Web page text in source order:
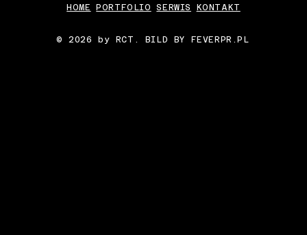
HOME PORTFOLIO SERWIS KONTAKT
© 2026 by RCT. BILD BY FEVERPR.PL